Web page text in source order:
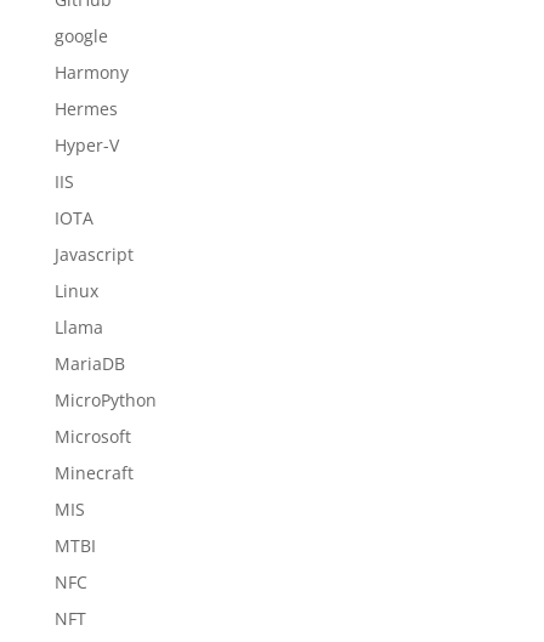
google
Harmony
Hermes
Hyper-V
IIS
IOTA
Javascript
Linux
Llama
MariaDB
MicroPython
Microsoft
Minecraft
MIS
MTBI
NFC
NFT